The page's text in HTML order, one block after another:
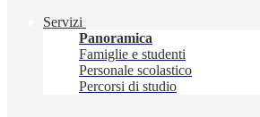
Servizi
Panoramica
Famiglie e studenti
Personale scolastico
Percorsi di studio